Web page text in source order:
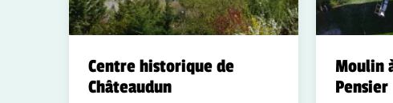
Centre historique de
Châteaudun
Moulin
Pensier